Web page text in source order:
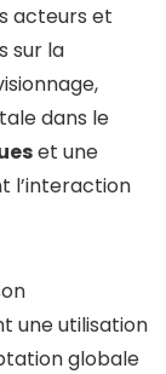
acteurs et
sur la
dans le
et une
l’interaction
une utilisation
globale